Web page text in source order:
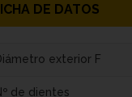
DE DATOS
exterior F
de dientes